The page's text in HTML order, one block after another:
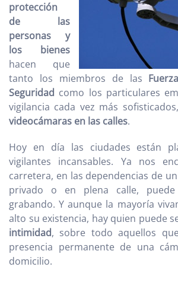
protección
de las
personas
y
los bienes
hacen que
tanto los miembros de las
Seguridad como los particulares
vigilancia cada vez más
videocámaras en las calles.
Hoy en día las ciudades están
vigilantes incansables. Ya nos
carretera, en las dependencias de
privado o en plena calle,
grabando. Y aunque la mayoría
alto su existencia, hay quien puede
intimidad, sobre todo aquellos
presencia permanente de una
domicilio.